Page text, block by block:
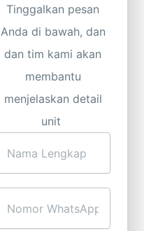
Tinggalkan pesan
Anda di bawah, dan
dan tim kami akan
membantu
menjelaskan detail
unit